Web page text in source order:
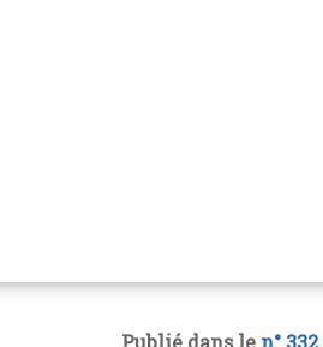
Publié dans le n° 332